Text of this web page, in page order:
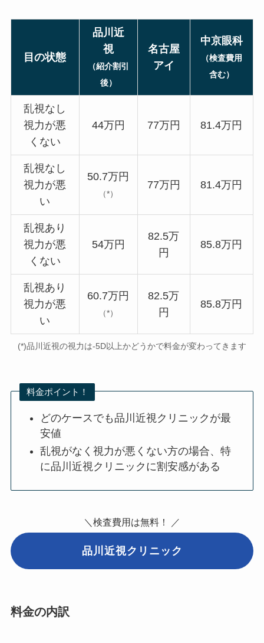
目の状態
品川近
視
（紹介割引
後）
名古屋
アイ
中京眼科
（検査費用
含む）
乱視なし
視力が悪
くない
44万円 77万円 81.4万円
乱視なし
視力が悪
い
50.7万円
（*）
77万円 81.4万円
乱視あり
視力が悪
くない
54万円
82.5万
円
85.8万円
乱視あり
視力が悪
い
60.7万円
（*）
82.5万
円
85.8万円
(*)品川近視の視力は-5D以上かどうかで料金が変わってきます
料金ポイント！
どのケースでも品川近視クリニックが最
安値
乱視がなく視力が悪くない方の場合、特
に品川近視クリニックに割安感がある
＼検査費用は無料！ ／
品川近視クリニック
料金の内訳